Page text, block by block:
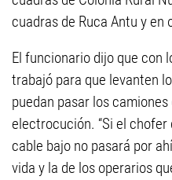
cuadras de Ruca Antu y en
El funcionario dijo que con
trabajó para que levanten
puedan pasar los
electrocución. “Si el
cable bajo no pasará por
vida y la de los operarios